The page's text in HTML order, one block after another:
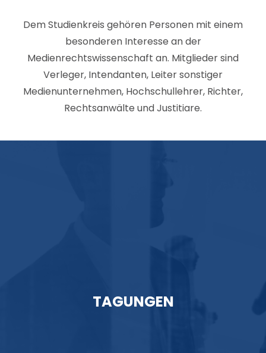
Dem Studienkreis gehören Personen mit einem
besonderen Interesse an der
Medienrechtswissenschaft an. Mitglieder sind
Verleger, Intendanten, Leiter sonstiger
Medienunternehmen, Hochschullehrer, Richter,
Rechtsanwälte und Justitiare.
TAGUNGEN